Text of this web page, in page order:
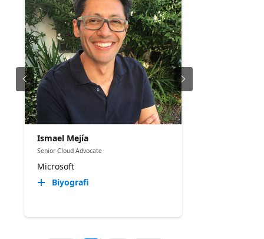
Ismael Mejía
Senior Cloud Advocate
Microsoft
Biyografi